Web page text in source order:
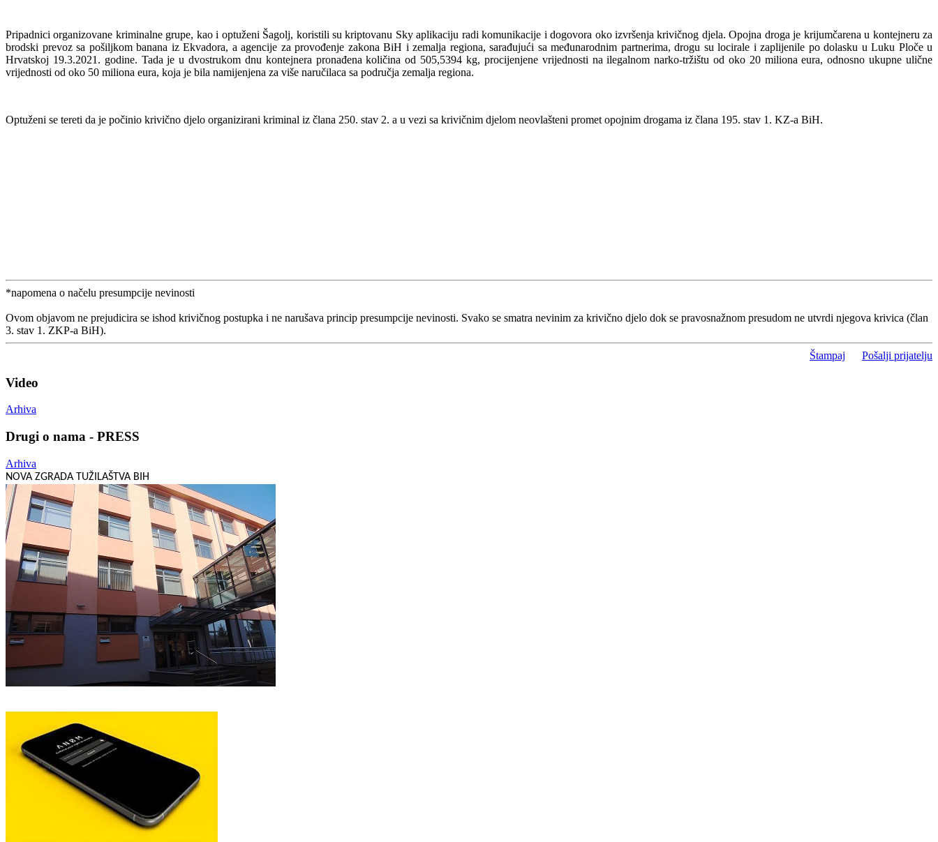
Pripadnici organizovane kriminalne grupe, kao i optuženi Šagolj, koristili su kriptovanu Sky aplikaciju radi komunikacije i dogovora oko izvršenja krivičnog djela. Opojna droga je krijumčarena u kontejneru za
brodski prevoz sa pošiljkom banana iz Ekvadora, a agencije za provođenje zakona BiH i zemalja regiona, sarađujući sa međunarodnim partnerima, drogu su locirale i zaplijenile po dolasku u Luku Ploče u
Hrvatskoj 19.3.2021. godine. Tada je u dvostrukom dnu kontejnera pronađena količina od 505,5394 kg, procijenjene vrijednosti na ilegalnom narko-tržištu od oko 20 miliona eura, odnosno ukupne ulične
vrijednosti od oko 50 miliona eura, koja je bila namijenjena za više naručilaca sa područja zemalja regiona.
Optuženi se tereti da je počinio krivično djelo organizirani kriminal iz člana 250. stav 2. a u vezi sa krivičnim djelom neovlašteni promet opojnim drogama iz člana 195. stav 1. KZ-a BiH.
*napomena o načelu presumpcije nevinosti
Ovom objavom ne prejudicira se ishod krivičnog postupka i ne narušava princip presumpcije nevinosti. Svako se smatra nevinim za krivično djelo dok se pravosnažnom presudom ne utvrdi njegova krivica (član
3. stav 1. ZKP-a BiH).
Štampaj Pošalji prijatelju
Video
Arhiva
Drugi o nama - PRESS
Arhiva
NOVA ZGRADA TUŽILAŠTVA BIH